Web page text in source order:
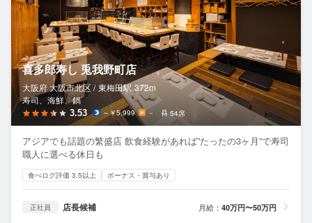
喜多郎寿し 兎我野町店
大阪府 大阪市北区 / 東梅田駅 372m
寿司、海鮮、鍋
3.53 ～￥5,999 － 54席
アジアでも話題の繁盛店 飲食経験があれば”たったの3ヶ月”で寿司
職人に選べる休日も
食べログ評価 3.5以上 ボーナス・賞与あり
正社員 店長候補 月給： 40万円〜50万円